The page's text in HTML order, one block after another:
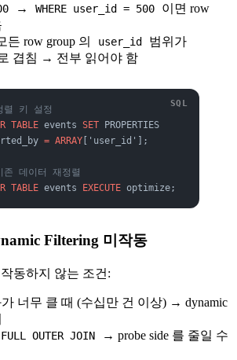
→ WHERE user_id = 500
이면 row
든 row group 의 user_id 범위가
겹침 → 전부 읽어야 함
키 설정
TABLE events SET PROPERTIES
= ARRAY ['user_id'];
데이터 재정렬
TABLE events EXECUTE optimize;
Filtering 미작동
동하지 않는 조건:
가 너무 클 때 (수십만 건 이상) → dynamic
FULL OUTER JOIN
→ probe side 를 줄일 수